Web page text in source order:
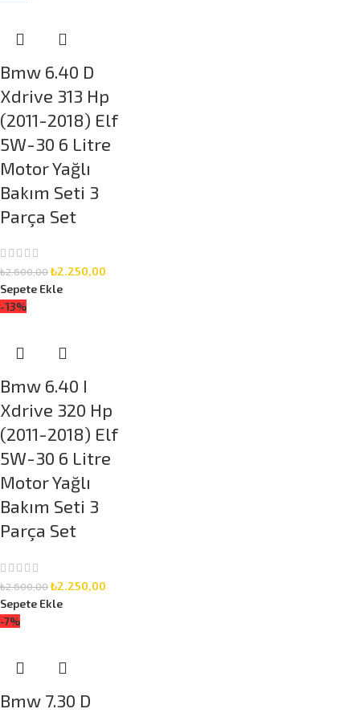
Bmw 6.40 D
Xdrive 313 Hp
(2011-2018) Elf
5W-30 6 Litre
Motor Yağlı
Bakım Seti 3
Parça Set
₺2.600,00₺2.250,00
Sepete Ekle
-13%
Bmw 6.40 I
Xdrive 320 Hp
(2011-2018) Elf
5W-30 6 Litre
Motor Yağlı
Bakım Seti 3
Parça Set
₺2.600,00₺2.250,00
Sepete Ekle
-7%
Bmw 7.30 D